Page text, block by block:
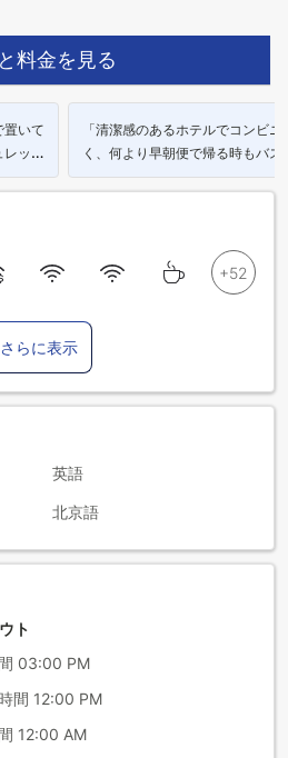
料金を見る
置いて
ッ
充電
「清潔感のあるホテルでコンビニ
く、何より早朝便で帰る時もバス
ほぼ目の前なので始発も余裕で間
さらに表示
英語
北京語
ト
03:00 PM
間 12:00 PM
12:00 AM